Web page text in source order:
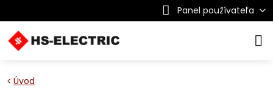
Panel používateľa
Úvod